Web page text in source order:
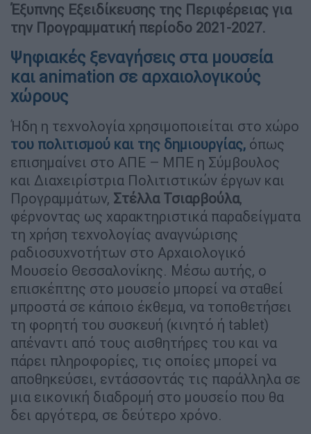
Έξυπνης Εξειδίκευσης της Περιφέρειας για
την Προγραμματική περίοδο 2021-2027.
Ψηφιακές ξεναγήσεις στα μουσεία
και animation σε αρχαιολογικούς
χώρους
Ήδη η τεχνολογία χρησιμοποιείται στο χώρο
του πολιτισμού και της δημιουργίας, όπως
επισημαίνει στο ΑΠΕ – ΜΠΕ η Σύμβουλος
και Διαχειρίστρια Πολιτιστικών έργων και
Προγραμμάτων, Στέλλα Τσιαρβούλα,
φέρνοντας ως χαρακτηριστικά παραδείγματα
τη χρήση τεχνολογίας αναγνώρισης
ραδιοσυχνοτήτων στο Αρχαιολογικό
Μουσείο Θεσσαλονίκης. Μέσω αυτής, ο
επισκέπτης στο μουσείο μπορεί να σταθεί
μπροστά σε κάποιο έκθεμα, να τοποθετήσει
τη φορητή του συσκευή (κινητό ή tablet)
απέναντι από τους αισθητήρες του και να
πάρει πληροφορίες, τις οποίες μπορεί να
αποθηκεύσει, εντάσσοντάς τις παράλληλα σε
μια εικονική διαδρομή στο μουσείο που θα
δει αργότερα, σε δεύτερο χρόνο.